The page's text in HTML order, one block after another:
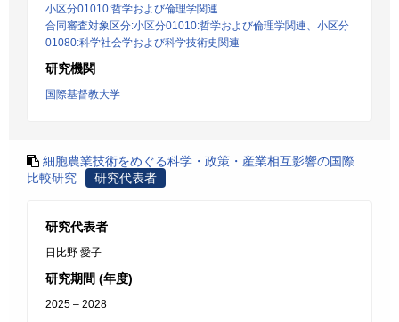
小区分01010:哲学および倫理学関連
合同審査対象区分:小区分01010:哲学および倫理学関連、小区分
01080:科学社会学および科学技術史関連
研究機関
国際基督教大学
細胞農業技術をめぐる科学・政策・産業相互影響の国際
比較研究
研究代表者
研究代表者
日比野 愛子
研究期間 (年度)
2025 – 2028